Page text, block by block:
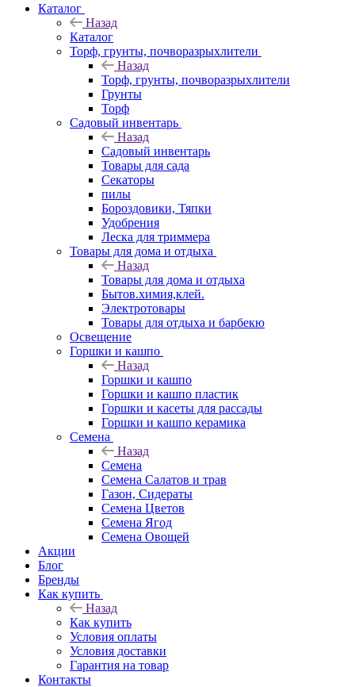
Каталог
Назад
Каталог
Торф, грунты, почворазрыхлители
Назад
Торф, грунты, почворазрыхлители
Грунты
Торф
Садовый инвентарь
Назад
Садовый инвентарь
Товары для сада
Секаторы
пилы
Бороздовики, Тяпки
Удобрения
Леска для триммера
Товары для дома и отдыха
Назад
Товары для дома и отдыха
Бытов.химия,клей.
Электротовары
Товары для отдыха и барбекю
Освещение
Горшки и кашпо
Назад
Горшки и кашпо
Горшки и кашпо пластик
Горшки и касеты для рассады
Горшки и кашпо керамика
Семена
Назад
Семена
Семена Салатов и трав
Газон, Сидераты
Семена Цветов
Семена Ягод
Семена Овощей
Акции
Блог
Бренды
Как купить
Назад
Как купить
Условия оплаты
Условия доставки
Гарантия на товар
Контакты